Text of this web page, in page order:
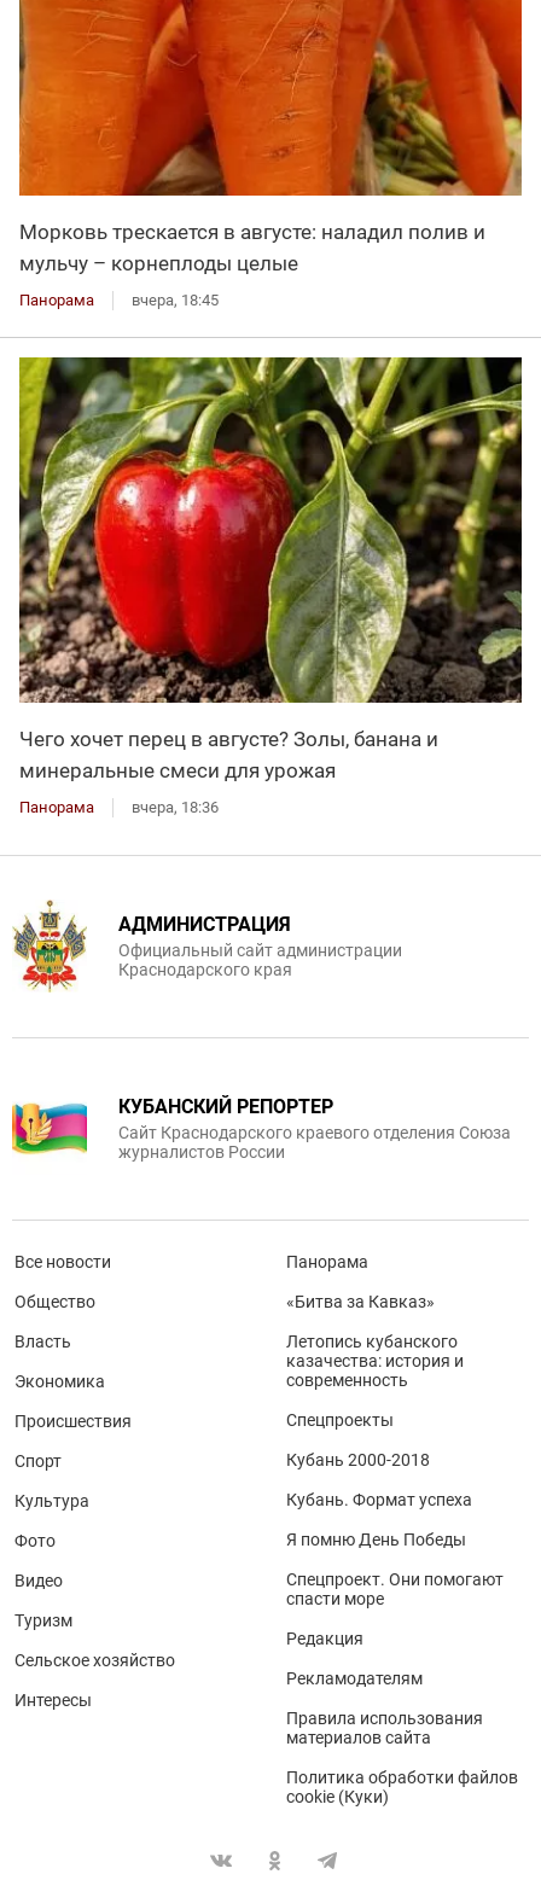
Морковь трескается в августе: наладил полив и
мульчу – корнеплоды целые
Панорама вчера, 18:45
Чего хочет перец в августе? Золы, банана и
минеральные смеси для урожая
Панорама вчера, 18:36
АДМИНИСТРАЦИЯ
Официальный сайт администрации
Краснодарского края
КУБАНСКИЙ РЕПОРТЕР
Сайт Краснодарского краевого отделения Союза
журналистов России
Все новости
Общество
Власть
Экономика
Происшествия
Спорт
Культура
Фото
Видео
Туризм
Сельское хозяйство
Интересы
Панорама
«Битва за Кавказ»
Летопись кубанского
казачества: история и
современность
Спецпроекты
Кубань 2000-2018
Кубань. Формат успеха
Я помню День Победы
Спецпроект. Они помогают
спасти море
Редакция
Рекламодателям
Правила использования
материалов сайта
Политика обработки файлов
cookie (Куки)